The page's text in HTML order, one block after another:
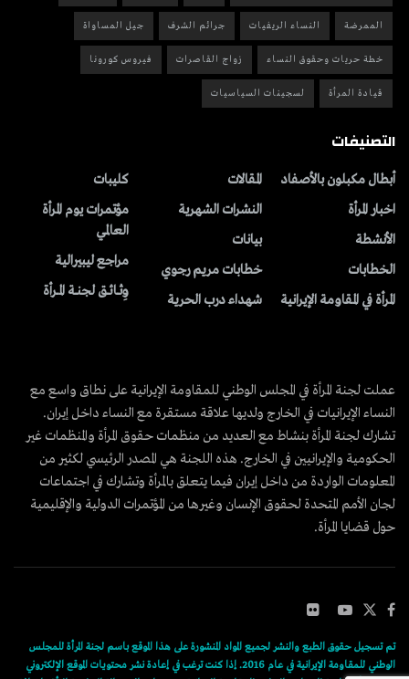
الممرضة النساء الريفيات جرائم الشرف جيل المساواة
خطة حريات وحقوق النساء زواج القاصرات فيروس كورونا
قيادة المرأة لسجينات السياسيات
التصنيفات
أبطال مكبلون بالأصفاد
اخبار المرأة
الأنشطة
الخطابات
المرأة في المقاومة الإيرانية
المقالات
النشرات الشهریة
بیانات
خطابات مريم رجوي
شهداء درب الحرية
کلیبات
مؤتمرات يوم المرأة
العالمي
مراجع ليبيرالية
وِثــائــق لجنــة المــرأة
عملت لجنة المرأة في المجلس الوطني للمقاومة الإيرانية على نطاق واسع مع
النساء الإيرانيات في الخارج ولديها علاقة مستقرة مع النساء داخل إيران.
تشارك لجنة المرأة بنشاط مع العديد من منظمات حقوق المرأة والمنظمات غير
الحكومية والإيرانيين في الخارج. هذه اللجنة هي المصدر الرئيسي لكثير من
المعلومات الواردة من داخل إيران فيما يتعلق بالمرأة وتشارك في اجتماعات
لجان الأمم المتحدة لحقوق الإنسان وغيرها من المؤتمرات الدولية والإقليمية
حول قضايا المرأة.
تم تسجيل حقوق الطبع والنشر لجميع المواد المنشورة على هذا الموقع باسم لجنة المرأة للمجلس
الوطني للمقاومة الإيرانية في عام 2016. إذا كنت ترغب في إعادة نشر محتويات الموقع الإلكتروني